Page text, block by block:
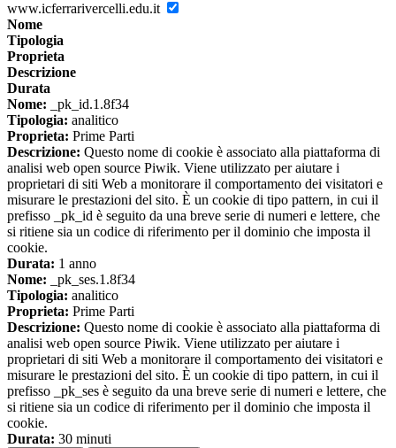
www.icferrarivercelli.edu.it
Nome
Tipologia
Proprieta
Descrizione
Durata
Nome: _pk_id.1.8f34
Tipologia: analitico
Proprieta: Prime Parti
Descrizione: Questo nome di cookie è associato alla piattaforma di
analisi web open source Piwik. Viene utilizzato per aiutare i
proprietari di siti Web a monitorare il comportamento dei visitatori e
misurare le prestazioni del sito. È un cookie di tipo pattern, in cui il
prefisso _pk_id è seguito da una breve serie di numeri e lettere, che
si ritiene sia un codice di riferimento per il dominio che imposta il
cookie.
Durata: 1 anno
Nome: _pk_ses.1.8f34
Tipologia: analitico
Proprieta: Prime Parti
Descrizione: Questo nome di cookie è associato alla piattaforma di
analisi web open source Piwik. Viene utilizzato per aiutare i
proprietari di siti Web a monitorare il comportamento dei visitatori e
misurare le prestazioni del sito. È un cookie di tipo pattern, in cui il
prefisso _pk_ses è seguito da una breve serie di numeri e lettere, che
si ritiene sia un codice di riferimento per il dominio che imposta il
cookie.
Durata: 30 minuti